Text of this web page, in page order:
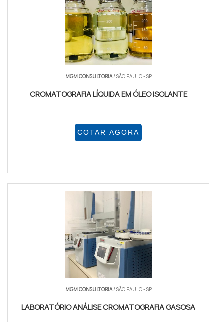
MGM CONSULTORIA/ SÃO PAULO - SP
CROMATOGRAFIA LÍQUIDA EM ÓLEO ISOLANTE
COTAR AGORA
MGM CONSULTORIA/ SÃO PAULO - SP
LABORATÓRIO ANÁLISE CROMATOGRAFIA GASOSA